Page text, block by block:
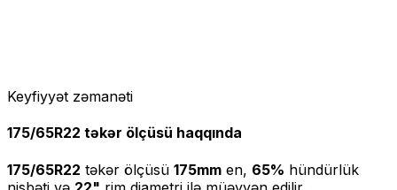
Keyfiyyət zəmanəti
175/65R22 təkər ölçüsü haqqında
175/65R22 təkər ölçüsü 175mm en, 65% hündürlük